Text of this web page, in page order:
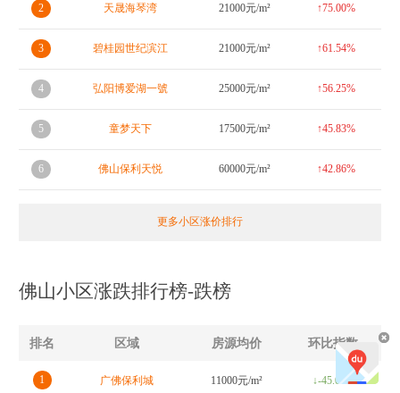
2 天晟海琴湾 21000元/m² ↑75.00%
3 碧桂园世纪滨江 21000元/m² ↑61.54%
4 弘阳博爱湖一號 25000元/m² ↑56.25%
5 童梦天下 17500元/m² ↑45.83%
6 佛山保利天悦 60000元/m² ↑42.86%
更多小区涨价排行
佛山小区涨跌排行榜-跌榜
排名 区域 房源均价 环比指数
1 广佛保利城 11000元/m² ↓-45.00%